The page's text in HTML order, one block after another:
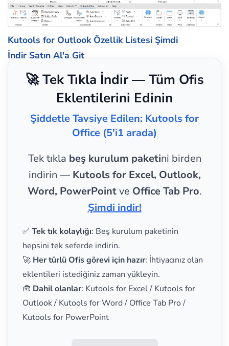
Kutools for Outlook Özellik Listesi Şimdi
İndir Satın Al'a Git
🚀 Tek Tıkla İndir — Tüm Ofis
Eklentilerini Edinin
Şiddetle Tavsiye Edilen: Kutools for
Office (5'i1 arada)
Tek tıkla beş kurulum paketini birden
indirin — Kutools for Excel, Outlook,
Word, PowerPointve Office Tab Pro.
Şimdi indir!
✅ Tek tık kolaylığı: Beş kurulum paketinin
hepsini tek seferde indirin.
🚀 Her türlü Ofis görevi için hazır: İhtiyacınız olan
eklentileri istediğiniz zaman yükleyin.
🧰 Dahil olanlar: Kutools for Excel / Kutools for
Outlook / Kutools for Word / Office Tab Pro /
Kutools for PowerPoint